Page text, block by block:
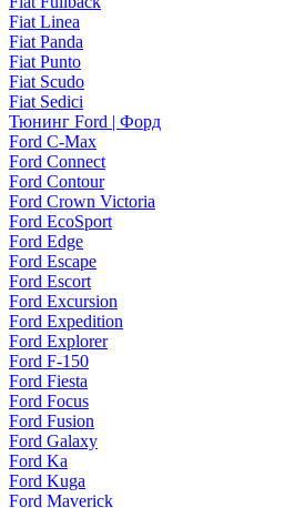
Fiat Linea
Fiat Panda
Fiat Punto
Fiat Scudo
Fiat Sedici
Тюнинг Ford | Форд
Ford C-Max
Ford Connect
Ford Contour
Ford Crown Victoria
Ford EcoSport
Ford Edge
Ford Escape
Ford Escort
Ford Excursion
Ford Expedition
Ford Explorer
Ford F-150
Ford Fiesta
Ford Focus
Ford Fusion
Ford Galaxy
Ford Ka
Ford Kuga
Ford Maverick